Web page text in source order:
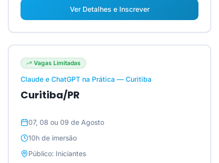
Ver Detalhes e Inscrever
Vagas Limitadas
Claude e ChatGPT na Prática — Curitiba
Curitiba/PR
07, 08 ou 09 de Agosto
10h de imersão
Público: Iniciantes